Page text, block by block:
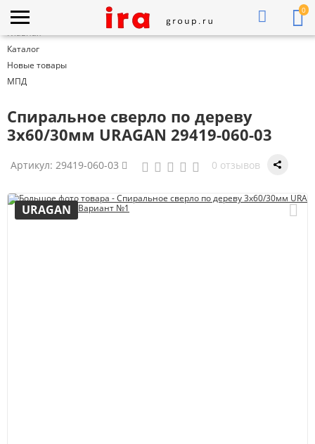
0
Главная
Каталог
Новые товары
МПД
Спиральное сверло по дереву
3x60/30мм URAGAN 29419-060-03
Артикул: 29419-060-03 0 отзывов
URAGAN